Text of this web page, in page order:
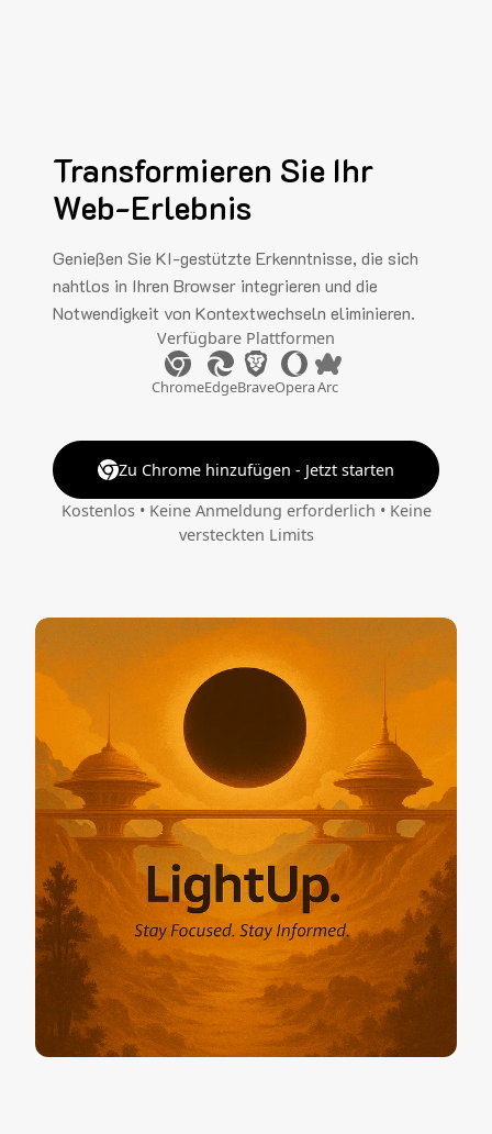
Transformieren Sie Ihr
Web-Erlebnis
Genießen Sie KI-gestützte Erkenntnisse, die sich
nahtlos in Ihren Browser integrieren und die
Notwendigkeit von Kontextwechseln eliminieren.
Verfügbare Plattformen
ChromeEdgeBraveOperaArc
Zu Chrome hinzufügen - Jetzt starten
Kostenlos • Keine Anmeldung erforderlich • Keine
versteckten Limits